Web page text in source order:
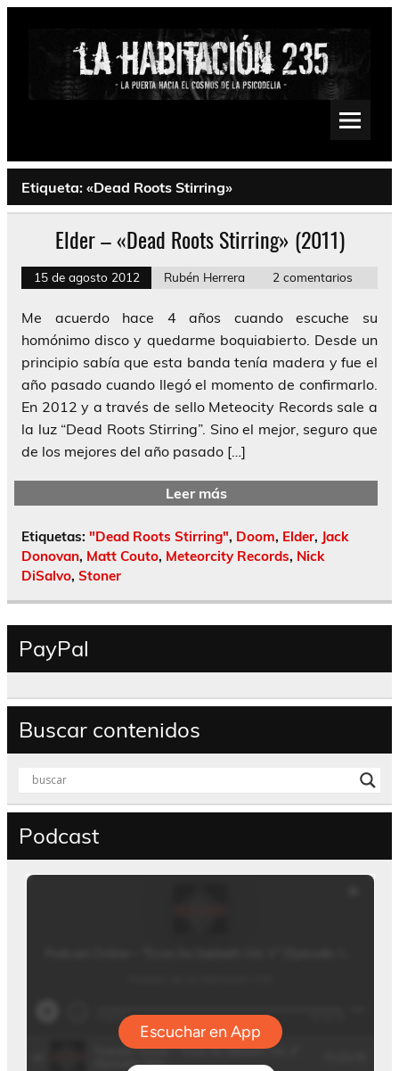
Saltar
Psychedelic, Stoner, Doom, Sludge, Fuzz, Space, Drone
Etiqueta: «Dead Roots Stirring»
Elder – «Dead Roots Stirring» (2011)
15 de agosto 2012 Rubén Herrera 2 comentarios
Me acuerdo hace 4 años cuando escuche su
homónimo disco y quedarme boquiabierto. Desde un
principio sabía que esta banda tenía madera y fue el
año pasado cuando llegó el momento de confirmarlo.
En 2012 y a través de sello Meteocity Records sale a
la luz “Dead Roots Stirring”. Sino el mejor, seguro que
de los mejores del año pasado […]
Leer más
Etiquetas: "Dead Roots Stirring", Doom, Elder, Jack
Donovan, Matt Couto, Meteorcity Records, Nick
DiSalvo, Stoner
PayPal
Buscar contenidos
Podcast